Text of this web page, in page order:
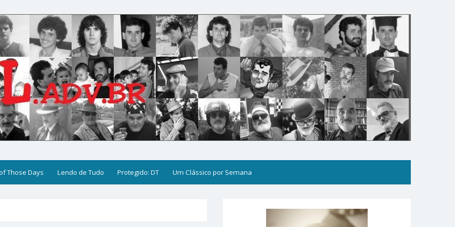
Those Days Lendo de Tudo Protegido: DT Um Clássico por Semana